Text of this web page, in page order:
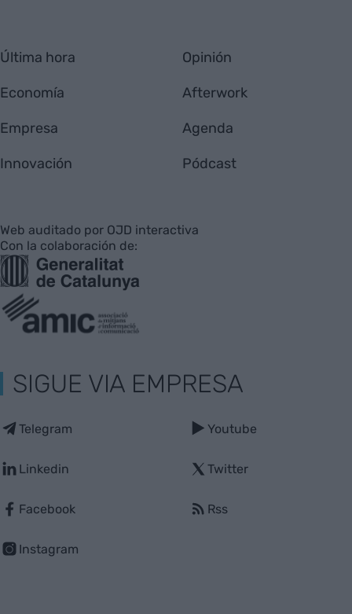
Última hora
Economía
Empresa
Innovación
Opinión
Afterwork
Agenda
Pódcast
Web auditado por OJD interactiva
Con la colaboración de:
SIGUE VIA EMPRESA
Telegram
Linkedin
Facebook
Instagram
Youtube
Twitter
Rss